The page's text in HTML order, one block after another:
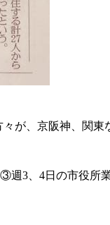
が、京阪神、関東
週3、4日の市役所